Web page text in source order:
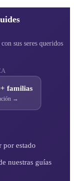
sus seres queridos
familias
→
por estado
nuestras guías